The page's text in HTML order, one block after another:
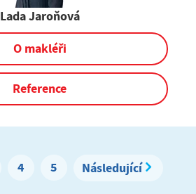
Lada Jaroňová
O makléři
Reference
4 5 Následující